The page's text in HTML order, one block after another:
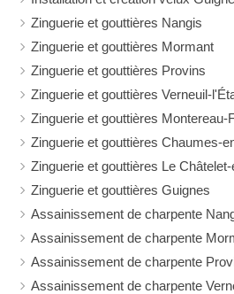
Zinguerie et gouttières Nangis
Zinguerie et gouttières Mormant
Zinguerie et gouttières Provins
Zinguerie et gouttières Verneuil-
Zinguerie et gouttières Montereau-
Zinguerie et gouttières Chaumes-
Zinguerie et gouttières Le
Zinguerie et gouttières Guignes
Assainissement de charpente
Assainissement de charpente
Assainissement de charpente
Assainissement de charpente